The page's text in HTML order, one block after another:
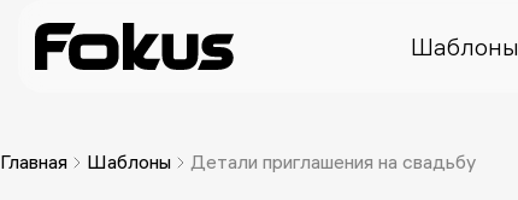
Шаблоны
Главная Шаблоны Детали приглашения на свадьбу